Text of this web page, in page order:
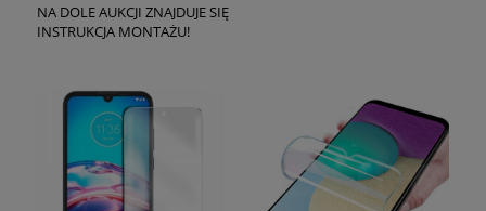
NA DOLE AUKCJI ZNAJDUJE SIĘ
INSTRUKCJA MONTAŻU!